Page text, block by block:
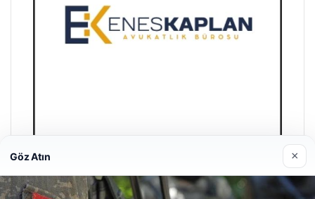
Enes Kaplan Avukatlık Bürosu
28/04/2026
Göz Atın ×